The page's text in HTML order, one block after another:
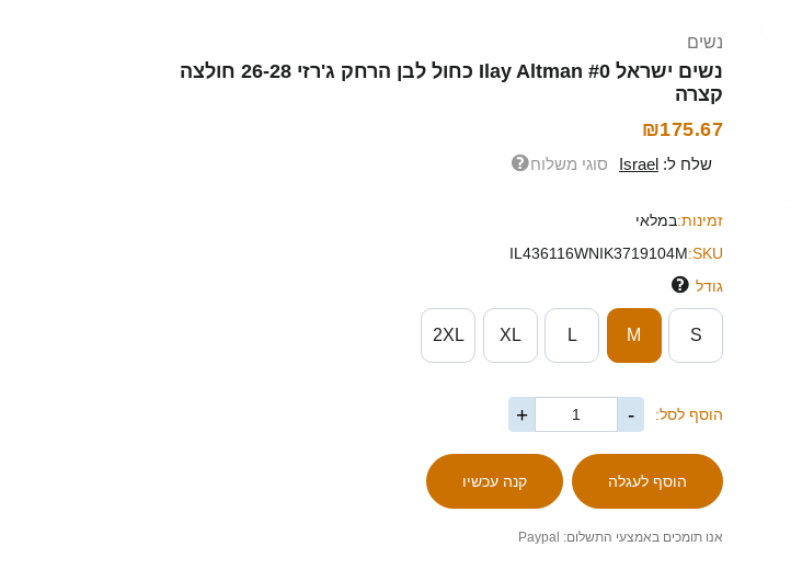
נשים
נשים ישראל Ilay Altman #0 כחול לבן הרחק ג'רזי 26-28 חולצה
קצרה
₪175.67
שלח ל: Israel סוגי משלוח
זמינות:במלאי
SKU:
IL436116WNIK3719104M
גודל
S
M
L
XL
2XL
הוסף לסל: -
+
אנו תומכים באמצעי התשלום: Paypal